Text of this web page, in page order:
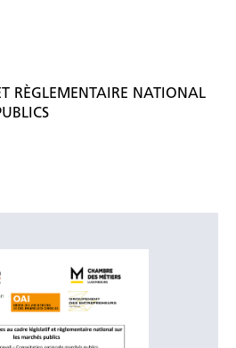
RÈGLEMENTAIRE NATIONAL